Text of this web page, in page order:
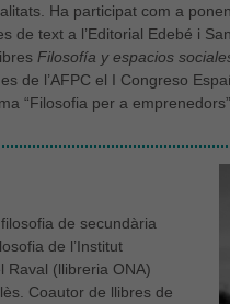
Ha participat com a
de text a l’Editorial Edebé i
Filosofía y espacios
de l’AFPC el I Congreso
“Filosofia per a emprenedors”.
de secundària
de l’Institut
Raval (llibreria ONA)
Coautor de llibres de
el